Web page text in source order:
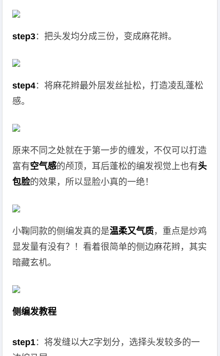
step3：把头发均分成三份，变成麻花辫。
step4：将麻花辫最外层发丝扯松，打造凌乱蓬松
感。
原来不同之处就在于第一步的缠发，不仅可以打造
富有空气感的颅顶，耳后蓬松的编发视觉上也有头
包脸的效果，所以显脸小真的一绝！
小鞠同款的侧编发真的是温柔又气质，重点是炒鸡
显发量有没有？！看着很简单的侧边麻花辫，其实
暗藏玄机。
侧编发教程
step1：将发缝以大Z字划分，选择头发较多的一